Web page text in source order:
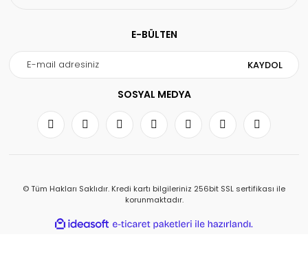
E-BÜLTEN
KAYDOL
SOSYAL MEDYA
© Tüm Hakları Saklıdır. Kredi kartı bilgileriniz 256bit SSL sertifikası ile
korunmaktadır.
ideasoft
e-